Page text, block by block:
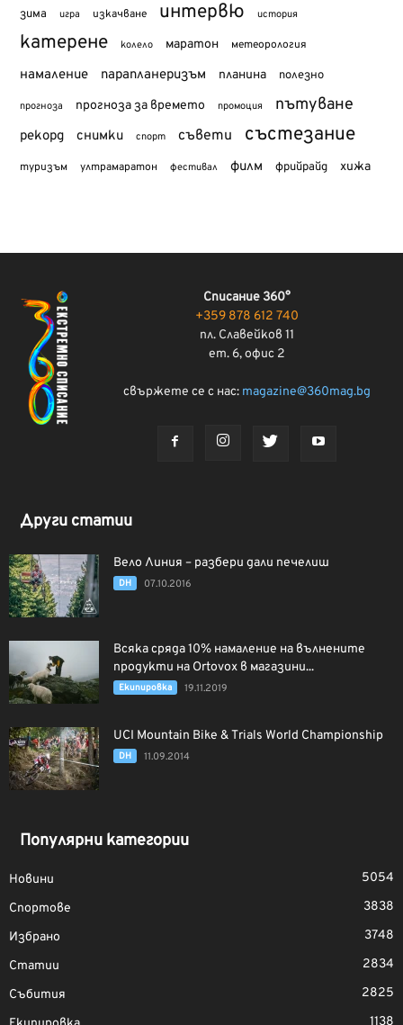
зима игра изкачване интервю история
катерене колело маратон метеорология
намаление парапланеризъм планина полезно
прогноза прогноза за времето промоция пътуване
рекорд снимки спорт съвети състезание
туризъм ултрамаратон фестивал филм фрийрайд хижа
Списание 360°
+359 878 612 740
пл. Славейков 11
ет. 6, офис 2
свържете се с нас: magazine@360mag.bg
Други статии
Вело Линия – разбери дали печелиш
DH 07.10.2016
Всяка сряда 10% намаление на вълнените
продукти на Ortovox в магазини...
Екипировка 19.11.2019
UCI Mountain Bike & Trials World Championship
DH 11.09.2014
Популярни категории
Новини
5054
Спортове
3838
Избрано
3748
Статии
2834
Събития
2825